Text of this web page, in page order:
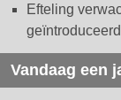
Efteling
Vandaag een